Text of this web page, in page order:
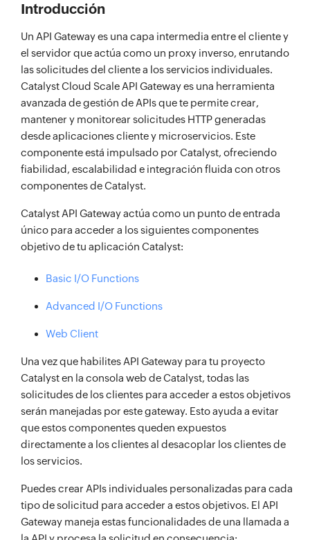
Introducción
Un API Gateway es una capa intermedia entre el cliente y
el servidor que actúa como un proxy inverso, enrutando
las solicitudes del cliente a los servicios individuales.
Catalyst Cloud Scale API Gateway es una herramienta
avanzada de gestión de APIs que te permite crear,
mantener y monitorear solicitudes HTTP generadas
desde aplicaciones cliente y microservicios. Este
componente está impulsado por Catalyst, ofreciendo
fiabilidad, escalabilidad e integración fluida con otros
componentes de Catalyst.
Catalyst API Gateway actúa como un punto de entrada
único para acceder a los siguientes componentes
objetivo de tu aplicación Catalyst:
Basic I/O Functions
Advanced I/O Functions
Web Client
Una vez que habilites API Gateway para tu proyecto
Catalyst en la consola web de Catalyst, todas las
solicitudes de los clientes para acceder a estos objetivos
serán manejadas por este gateway. Esto ayuda a evitar
que estos componentes queden expuestos
directamente a los clientes al desacoplar los clientes de
los servicios.
Puedes crear APIs individuales personalizadas para cada
tipo de solicitud para acceder a estos objetivos. El API
Gateway maneja estas funcionalidades de una llamada a